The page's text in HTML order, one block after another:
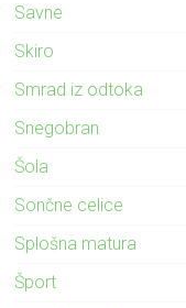
Savne
Skiro
Smrad iz odtoka
Snegobran
Šola
Sončne celice
Splošna matura
Šport